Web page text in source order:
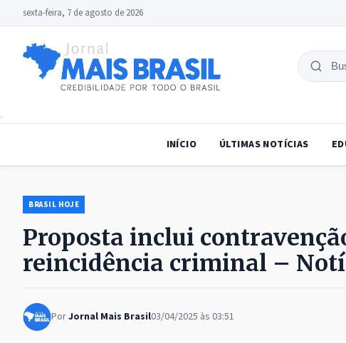
sexta-feira, 7 de agosto de 2026
Buscar
INÍCIO ÚLTIMAS NOTÍCIAS
BRASIL HOJE
Proposta inclui
reincidência criminal –
PorJornal Mais Brasil03/04/2025 às 03:51